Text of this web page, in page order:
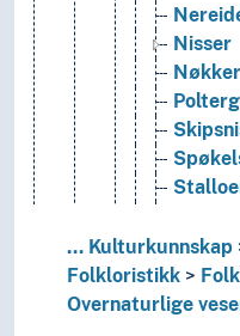
Nisser
Nøkker
Troll
... Kulturkunnskap
Folkloristikk
Overnaturlige